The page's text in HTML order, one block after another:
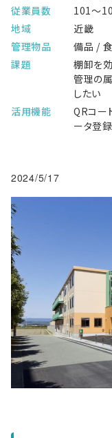
従業員数
101〜
地域
近畿
管理物品
備品 /
課題
棚卸を
管理の
したい
活用機能
QRコー
ータ登
2024/5/17